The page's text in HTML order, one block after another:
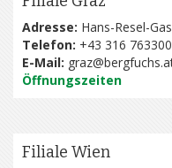
Adresse: Hans-Resel-
Telefon: +43 316 763300
E-Mail:
Öffnungszeiten
Filiale Wien